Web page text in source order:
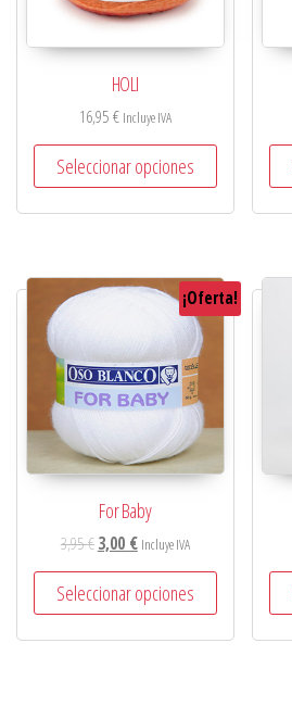
HOLI
16,95€ Incluye IVA
Seleccionar opciones
¡Oferta!
For Baby
3,95€3,00 € Incluye IVA
Seleccionar opciones